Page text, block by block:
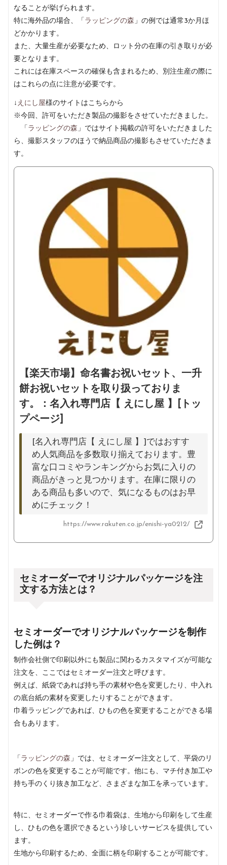
なることが挙げられます。
特に海外品の場合、「 ラッピングの森 」の例では通常3か月ほ
どかかります。
また、大量生産が必要なため、ロット分の在庫の引き取りが必
要となります。
これには在庫スペースの確保も含まれるため、別注生産の際に
はこれらの点に注意が必要です。
↓ えにし屋様のサイトはこちらから
※今回、許可をいただき製品の撮影をさせていただきました。
「 ラッピングの森 」ではサイト掲載の許可をいただきました
ら、撮影スタッフのほうで納品商品の撮影もさせていただきま
す。
【楽天市場】命名書お祝いセット、一升
餅お祝いセットを取り扱っておりま
す。：名入れ専門店【 えにし屋 】[トッ
プページ]
[名入れ専門店【 えにし屋 】]ではおすす
め人気商品を多数取り揃えております。豊
富な口コミやランキングからお気に入りの
商品がきっと見つかります。在庫に限りの
ある商品も多いので、気になるものはお早
めにチェック！
https://www.rakuten.co.jp/enishi-ya0212/
セミオーダーでオリジナルパッケージを注
文する方法とは？
セミオーダーでオリジナルパッケージを制作
した例は？
制作会社側で印刷以外にも製品に関わるカスタマイズが可能な
注文を、ここではセミオーダー注文と呼びます。
例えば、紙袋であれば持ち手の素材や色を変更したり、中入れ
の底台紙の素材を変更したりすることができます。
巾着ラッピングであれば、ひもの色を変更することができる場
合もあります。
「 ラッピングの森」では、セミオーダー注文として、平袋のリ
ボンの色を変更することが可能です。他にも、マチ付き加工や
持ち手のくり抜き加工など、さまざまな加工を承っています。
特に、セミオーダーで作る巾着袋は、生地から印刷をして生産
し、ひもの色を選択できるという珍しいサービスを提供してい
ます。
生地から印刷するため、全面に柄を印刷することが可能です。